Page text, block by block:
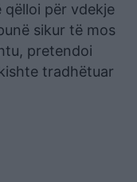
qëlloi për vdekje
sikur të mos
pretendoi
tradhëtuar